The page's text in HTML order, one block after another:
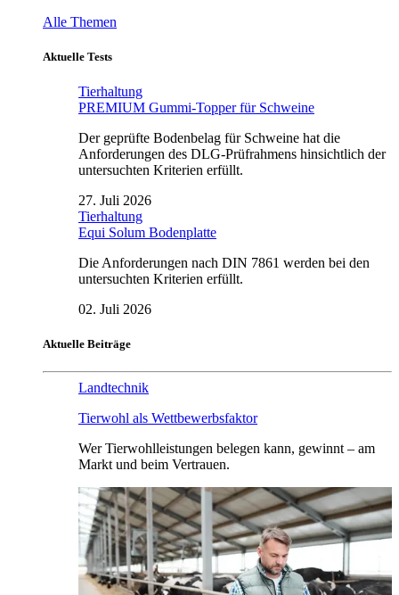
Alle Themen
Aktuelle Tests
Tierhaltung
PREMIUM Gummi-Topper für Schweine
Der geprüfte Bodenbelag für Schweine hat die
Anforderungen des DLG-Prüfrahmens hinsichtlich der
untersuchten Kriterien erfüllt.
27. Juli 2026
Tierhaltung
Equi Solum Bodenplatte
Die Anforderungen nach DIN 7861 werden bei den
untersuchten Kriterien erfüllt.
02. Juli 2026
Aktuelle Beiträge
Landtechnik
Tierwohl als Wettbewerbsfaktor
Wer Tierwohlleistungen belegen kann, gewinnt – am
Markt und beim Vertrauen.